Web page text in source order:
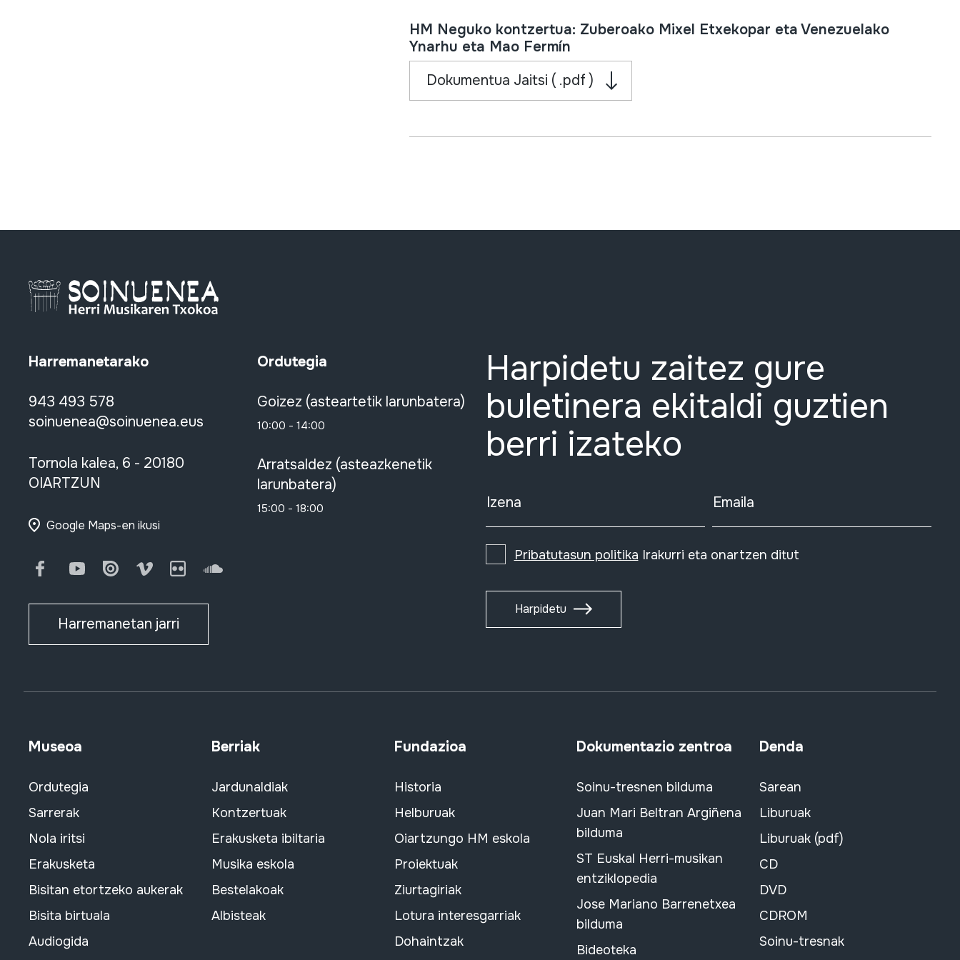
HM Neguko kontzertua: Zuberoako Mixel Etxekopar eta Venezuelako
Ynarhu eta Mao Fermín
Dokumentua Jaitsi ( .pdf )
Harremanetarako
943 493 578
soinuenea@soinuenea.eus
Tornola kalea, 6 - 20180
OIARTZUN
Google Maps-en ikusi
FacebookYoutubeIssuu Vimeo FlickrSoundCloud
Harremanetan jarri
Ordutegia
Goizez (asteartetik larunbatera)
10:00 - 14:00
Arratsaldez (asteazkenetik
larunbatera)
15:00 - 18:00
Harpidetu zaitez gure
buletinera ekitaldi guztien
berri izateko
Izena Emaila
Pribatutasun politika Irakurri eta onartzen ditut
Harpidetu
Museoa
Ordutegia
Sarrerak
Nola iritsi
Erakusketa
Bisitan etortzeko aukerak
Bisita birtuala
Audiogida
Berriak
Jardunaldiak
Kontzertuak
Erakusketa ibiltaria
Musika eskola
Bestelakoak
Albisteak
Fundazioa
Historia
Helburuak
Oiartzungo HM eskola
Proiektuak
Ziurtagiriak
Lotura interesgarriak
Dohaintzak
Dokumentazio zentroa
Soinu-tresnen bilduma
Juan Mari Beltran Argiñena
bilduma
ST Euskal Herri-musikan
entziklopedia
Jose Mariano Barrenetxea
bilduma
Bideoteka
Denda
Sarean
Liburuak
Liburuak (pdf)
CD
DVD
CDROM
Soinu-tresnak